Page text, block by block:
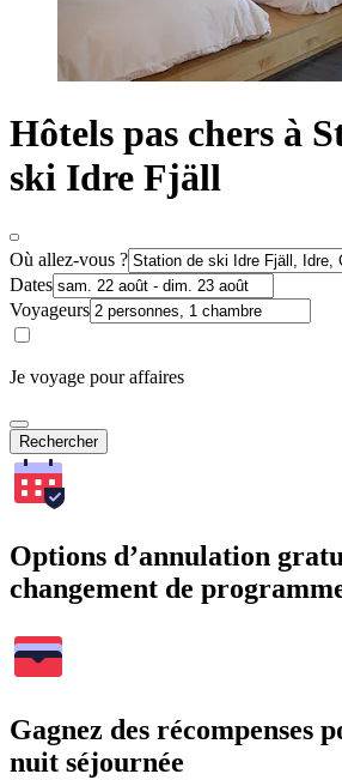
Hôtels pas chers à
ski Idre Fjäll
Où allez-vous ?
Dates
Voyageurs
Je voyage pour affaires
Rechercher
Options d’annulation
changement de
Gagnez des récompenses
nuit séjournée